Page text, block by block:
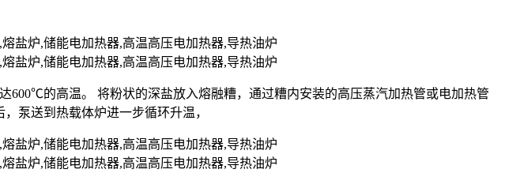
的高温。 将粉状的深盐放入熔融糟，通过糟内安装的高压蒸汽加热管或电加热管
泵送到热载体炉进一步循环升温，